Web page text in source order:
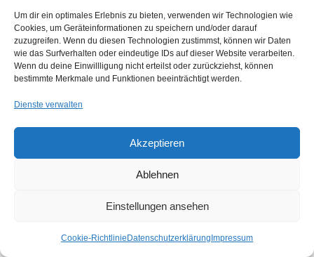
Um dir ein optimales Erlebnis zu bieten, verwenden wir Technologien wie
Cookies, um Geräteinformationen zu speichern und/oder darauf
zuzugreifen. Wenn du diesen Technologien zustimmst, können wir Daten
wie das Surfverhalten oder eindeutige IDs auf dieser Website verarbeiten.
Wenn du deine Einwillligung nicht erteilst oder zurückziehst, können
bestimmte Merkmale und Funktionen beeinträchtigt werden.
Dienste verwalten
Akzeptieren
Ablehnen
Einstellungen ansehen
Cookie-Richtlinie Datenschutzerklärung Impressum
Änderungen erwarten
Zeitlich begrenzte Änderungen in der
Prozesslenkung sind nur dann IATF konform,
werden können. Die folgenden Beispiele
die Planung, Umsetzung und Überwachung
Ihrer Backup Lösungen im Audit transparent
Arbeitsanweisung für den Backup